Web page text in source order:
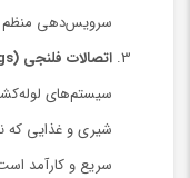
سرویس‌دهی منظم
اتصالات فلنجی (Flanged Fittings):
سیستم‌های
شیری و غذایی که
سریع و کارآمد